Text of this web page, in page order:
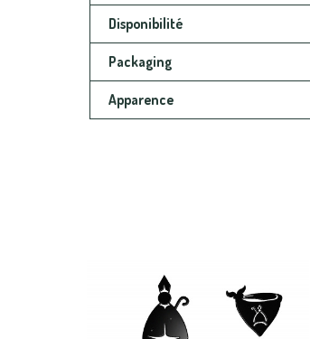
Disponibilité
Packaging
Apparence